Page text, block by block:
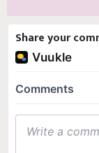
Share your